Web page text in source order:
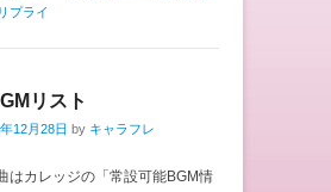
プライ
リスト
12月28日 by キャラフレ
はカレッジの「常設可能BGM情